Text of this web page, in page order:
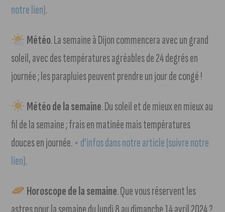
notre lien).
Météo. La semaine à Dijon commencera avec un grand
soleil, avec des températures agréables de 24 degrés en
journée ; les parapluies peuvent prendre un jour de congé !
Météo de la semaine. Du soleil et de mieux en mieux au
fil de la semaine ; frais en matinée mais températures
douces en journée.+ d’infos dans notre article (suivre notre
lien).
Horoscope de la semaine. Que vous réservent les